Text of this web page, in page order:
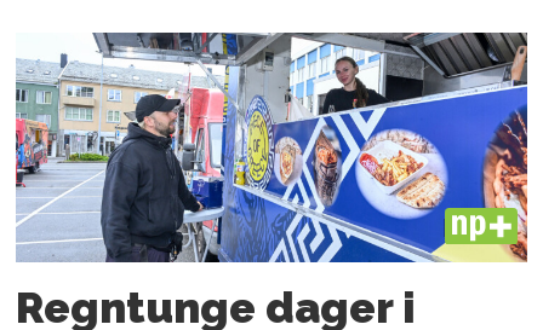
PLUS
Regntunge dager i